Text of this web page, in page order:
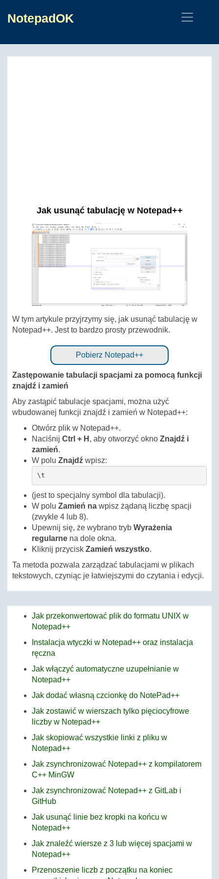
NotepadOK
Jak usunąć tabulację w Notepad++
W tym artykule przyjrzymy się, jak usunąć tabulację w
Notepad++. Jest to bardzo prosty przewodnik.
Pobierz Notepad++
Zastępowanie tabulacji spacjami za pomocą funkcji
znajdź i zamień
Aby zastąpić tabulacje spacjami, można użyć
wbudowanej funkcji znajdź i zamień w Notepad++:
Otwórz plik w Notepad++.
Naciśnij Ctrl + H , aby otworzyć okno Znajdź i
zamień.
W polu Znajdź wpisz:
\t
(jest to specjalny symbol dla tabulacji).
W polu Zamień na wpisz żądaną liczbę spacji
(zwykle 4 lub 8).
Upewnij się, że wybrano tryb Wyrażenia
regularne na dole okna.
Kliknij przycisk Zamień wszystko.
Ta metoda pozwala zarządzać tabulacjami w plikach
tekstowych, czyniąc je łatwiejszymi do czytania i edycji.
Jak przekonwertować plik do formatu UNIX w
Notepad++
Instalacja wtyczki w Notepad++ oraz instalacja
ręczna
Jak włączyć automatyczne uzupełnianie w
Notepad++
Jak dodać własną czcionkę do NotePad++
Jak zostawić w wierszach tylko pięciocyfrowe
liczby w Notepad++
Jak skopiować wszystkie linki z pliku w
Notepad++
Jak zsynchronizować Notepad++ z kompilatorem
C++ MinGW
Jak zsynchronizować Notepad++ z GitLab i
GitHub
Jak usunąć linie bez kropki na końcu w
Notepad++
Jak znaleźć wiersze z 3 lub więcej spacjami w
Notepad++
Przenoszenie liczb z początku na koniec